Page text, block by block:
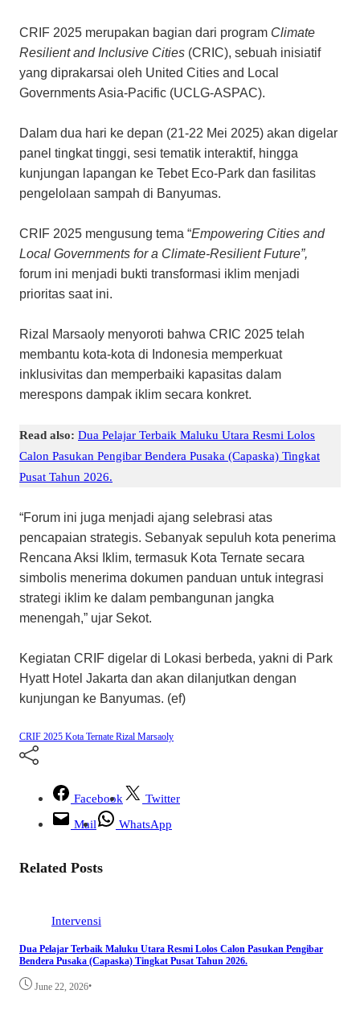
CRIF 2025 merupakan bagian dari program Climate
Resilient and Inclusive Cities (CRIC), sebuah inisiatif
yang diprakarsai oleh United Cities and Local
Governments Asia-Pacific (UCLG-ASPAC).
Dalam dua hari ke depan (21-22 Mei 2025) akan digelar
panel tingkat tinggi, sesi tematik interaktif, hingga
kunjungan lapangan ke Tebet Eco-Park dan fasilitas
pengelolaan sampah di Banyumas.
CRIF 2025 mengusung tema “Empowering Cities and
Local Governments for a Climate-Resilient Future”,
forum ini menjadi bukti transformasi iklim menjadi
prioritas saat ini.
Rizal Marsaoly menyoroti bahwa CRIC 2025 telah
membantu kota-kota di Indonesia memperkuat
inklusivitas dan memperbaiki kapasitas dalam
merespons dampak iklim secara konkret.
Read also: Dua Pelajar Terbaik Maluku Utara Resmi Lolos
Calon Pasukan Pengibar Bendera Pusaka (Capaska) Tingkat
Pusat Tahun 2026.
“Forum ini juga menjadi ajang selebrasi atas
pencapaian strategis. Sebanyak sepuluh kota penerima
Rencana Aksi Iklim, termasuk Kota Ternate secara
simbolis menerima dokumen panduan untuk integrasi
strategi iklim ke dalam pembangunan jangka
menengah,” ujar Sekot.
Kegiatan CRIF digelar di Lokasi berbeda, yakni di Park
Hyatt Hotel Jakarta dan akan dilanjutkan dengan
kunjungan ke Banyumas. (ef)
CRIF 2025 Kota Ternate Rizal Marsaoly
Facebook
Twitter
Mail
WhatsApp
Related Posts
Intervensi
Dua Pelajar Terbaik Maluku Utara Resmi Lolos Calon Pasukan Pengibar
Bendera Pusaka (Capaska) Tingkat Pusat Tahun 2026.
June 22, 2026•